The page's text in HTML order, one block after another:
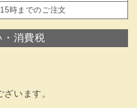
15時までのご注文
・消費税
います。